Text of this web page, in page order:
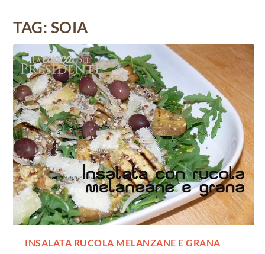
TAG: SOIA
INSALATA RUCOLA MELANZANE E GRANA